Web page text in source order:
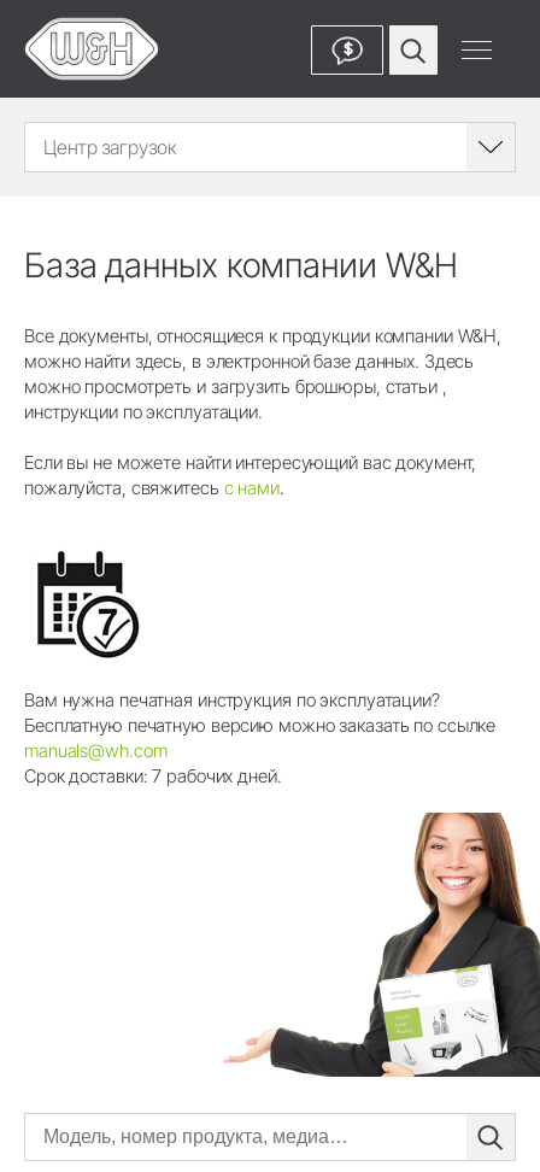
$
Центр загрузок
База данных компании W&H
Все документы, относящиеся к продукции компании W&H,
можно найти здесь, в электронной базе данных. Здесь
можно просмотреть и загрузить брошюры, статьи ,
инструкции по эксплуатации.
Если вы не можете найти интересующий вас документ,
пожалуйста, свяжитесь с нами.
Вам нужна печатная инструкция по эксплуатации?
Бесплатную печатную версию можно заказать по ссылке
manuals@wh.com
Срок доставки: 7 рабочих дней.